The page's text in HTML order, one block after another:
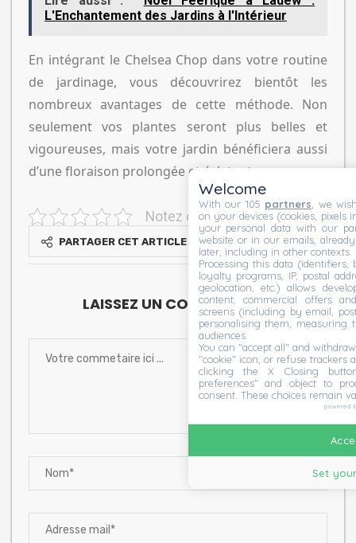
L'Enchantement des Jardins à l'Intérieur
En intégrant le Chelsea Chop dans votre routine
de jardinage, vous découvrirez bientôt les
nombreux avantages de cette méthode. Non
seulement vos plantes seront plus belles et
vigoureuses, mais votre jardin bénéficiera aussi
d’une floraison prolongée et éclatante.
Notez cet article
PARTAGER CET ARTICLE
LAISSEZ UN COMMENTAIRE
Welcome
With our 105 partners , we
on your devices (cookies, pixels
your personal data with our
website or in our emails,
later, including in other contexts.
Processing this data (identifiers,
loyalty programs, IP, postal
geolocation, etc.) allows
content, commercial offers
screens (including by email,
personalising them, measuring
audiences.
You can "accept all" and
"cookie" icon, or refuse trackers
clicking the X Closing
preferences" and object to
consent. These choices remain
powered
Set